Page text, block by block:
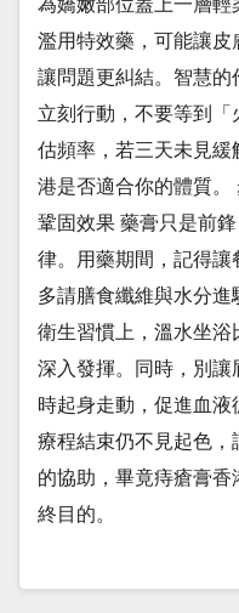
為嬌嫩部位蓋上一層輕
濫用特效藥，可能讓皮
讓問題更糾結。智慧的
立刻行動，不要等到
估頻率，若三天未見緩
港是否適合你的體質。
鞏固效果 藥膏只是前
律。用藥期間，記得讓
多請膳食纖維與水分進
衛生習慣上，溫水坐浴
深入發揮。同時，別
時起身走動，促進血
療程結束仍不見起色，
的協助，畢竟痔瘡膏
終目的。